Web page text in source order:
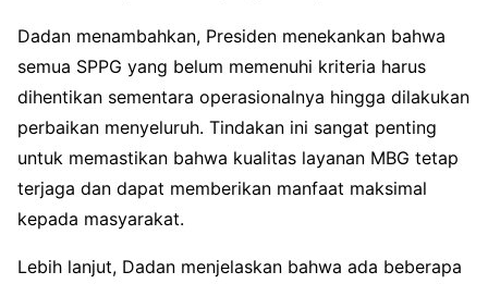
Dadan menambahkan, Presiden menekankan bahwa
semua SPPG yang belum memenuhi kriteria harus
dihentikan sementara operasionalnya hingga dilakukan
perbaikan menyeluruh. Tindakan ini sangat penting
untuk memastikan bahwa kualitas layanan MBG tetap
terjaga dan dapat memberikan manfaat maksimal
kepada masyarakat.
Lebih lanjut, Dadan menjelaskan bahwa ada beberapa